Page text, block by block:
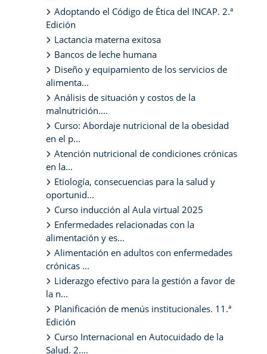
Adoptando el Código de Ética del INCAP. 2.ª
Edición
Lactancia materna exitosa
Bancos de leche humana
Diseño y equipamiento de los servicios de
alimenta...
Análisis de situación y costos de la
malnutrición....
Curso: Abordaje nutricional de la obesidad
en el p...
Atención nutricional de condiciones crónicas
en la...
Etiología, consecuencias para la salud y
oportunid...
Curso inducción al Aula virtual 2025
Enfermedades relacionadas con la
alimentación y es...
Alimentación en adultos con enfermedades
crónicas ...
Liderazgo efectivo para la gestión a favor de
la n...
Planificación de menús institucionales. 11.ª
Edición
Curso Internacional en Autocuidado de la
Salud. 2....